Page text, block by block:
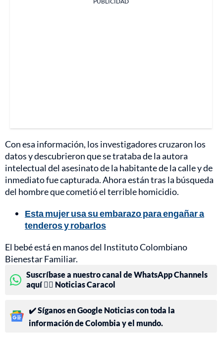
Con esa información, los investigadores cruzaron los
datos y descubrieron que se trataba de la autora
intelectual del asesinato de la habitante de la calle y de
inmediato fue capturada. Ahora están tras la búsqueda
del hombre que cometió el terrible homicidio.
Esta mujer usa su embarazo para engañar a
tenderos y robarlos
El bebé está en manos del Instituto Colombiano
Bienestar Familiar.
Suscríbase a nuestro canal de WhatsApp Channels
aquí 👉🏻 Noticias Caracol
✔️ Síganos en Google Noticias con toda la
información de Colombia y el mundo.